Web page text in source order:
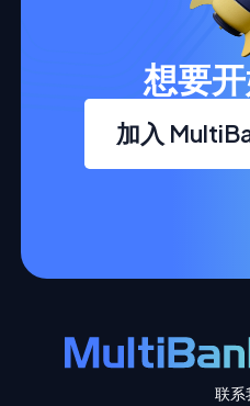
想要
加入
联系